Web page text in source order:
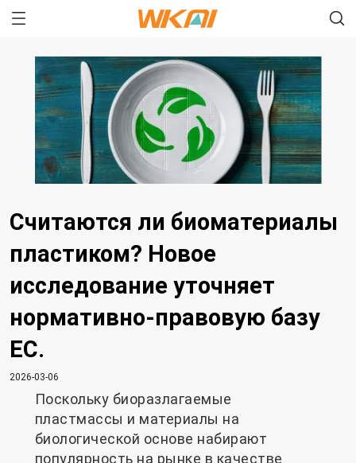
Считаются ли биоматериалы
пластиком? Новое
исследование уточняет
нормативно-правовую базу
ЕС.
2026-03-06
Поскольку биоразлагаемые
пластмассы и материалы на
биологической основе набирают
популярность на рынке в качестве